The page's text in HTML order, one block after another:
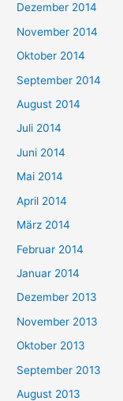
Dezember 2014
November 2014
Oktober 2014
September 2014
August 2014
Juli 2014
Juni 2014
Mai 2014
April 2014
März 2014
Februar 2014
Januar 2014
Dezember 2013
November 2013
Oktober 2013
September 2013
August 2013